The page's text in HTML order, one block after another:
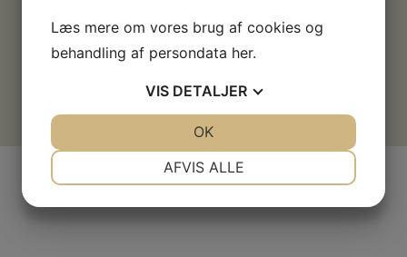
Kontakt os
Læs mere om vores brug af cookies og
behandling af persondata her.
VIS DETALJER
AFVIS ALLE
OK